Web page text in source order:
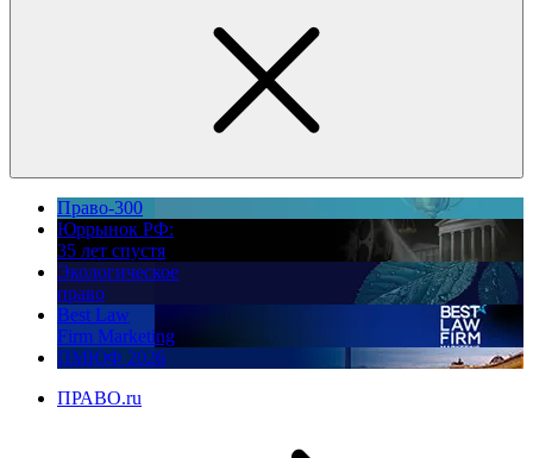
Право-300
Юррынок РФ:
35 лет спустя
Экологическое
право
Best Law
Firm Marketing
ПМЮФ 2026
ПРАВО.ru